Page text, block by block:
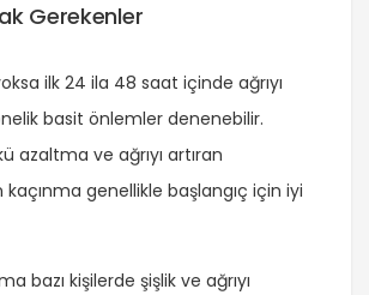
Gerekenler
ilk 24 ila 48 saat içinde ağrıyı
basit önlemler denenebilir.
azaltma ve ağrıyı artıran
genellikle başlangıç için iyi
bazı kişilerde şişlik ve ağrıyı